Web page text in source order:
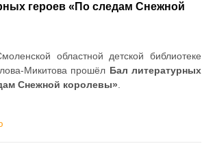
героев «По следам Снежной
областной детской библиотеке
Микитова прошёл Бал литературных
Снежной королевы».